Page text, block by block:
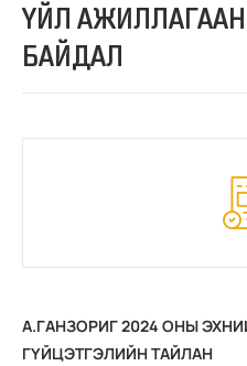
ҮЙЛ
БАЙДАЛ
А.ГАНЗОРИГ 2024 ОНЫ
ГҮЙЦЭТГЭЛИЙН ТАЙЛАН